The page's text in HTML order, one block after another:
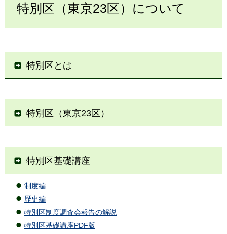
特別区（東京23区）について
特別区とは
特別区（東京23区）
特別区基礎講座
制度編
歴史編
特別区制度調査会報告の解説
特別区基礎講座PDF版